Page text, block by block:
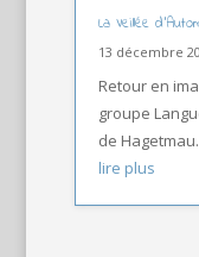
La Veillée
13 décembre
Retour en
groupe
de Hagetmau.
lire plus